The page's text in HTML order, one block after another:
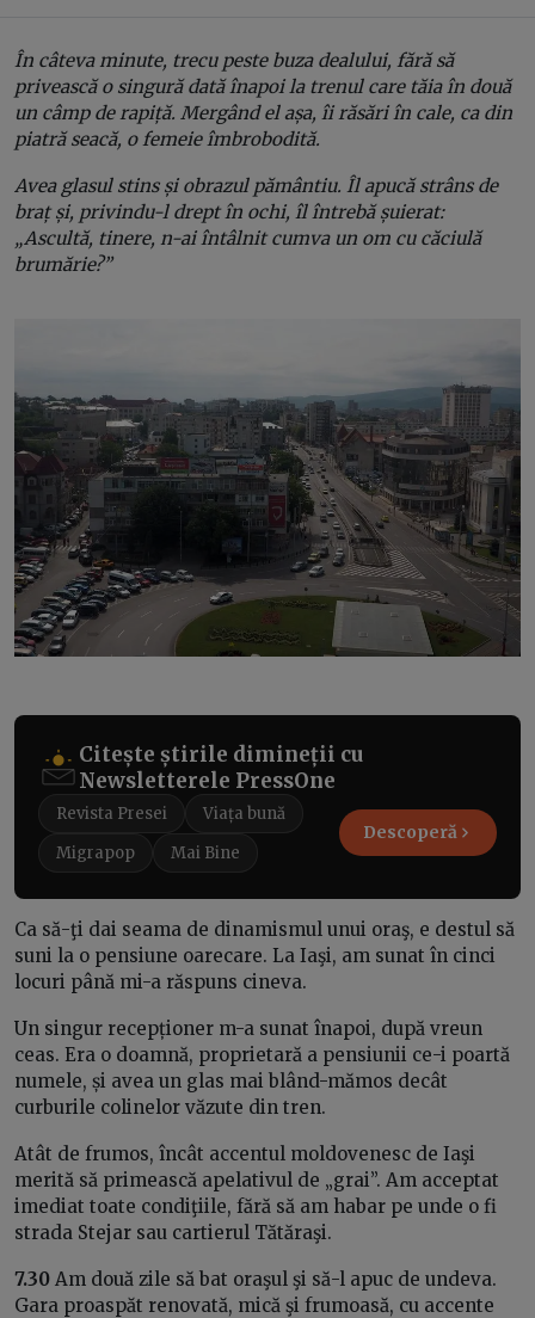
În câteva minute, trecu peste buza dealului, fără să
privească o singură dată înapoi la trenul care tăia în două
un câmp de rapiță. Mergând el așa, îi răsări în cale, ca din
piatră seacă, o femeie îmbrobodită.
Avea glasul stins și obrazul pământiu. Îl apucă strâns de
braț și, privindu-l drept în ochi, îl întrebă șuierat:
„Ascultă, tinere, n-ai întâlnit cumva un om cu căciulă
brumărie?”
Citește știrile dimineții cu
Newsletterele PressOne
Revista Presei
Viața bună
Migrapop
Mai Bine
Descoperă
Ca să-ţi dai seama de dinamismul unui oraş, e destul să
suni la o pensiune oarecare. La Iaşi, am sunat în cinci
locuri până mi-a răspuns cineva.
Un singur recepționer m-a sunat înapoi, după vreun
ceas. Era o doamnă, proprietară a pensiunii ce-i poartă
numele, și avea un glas mai blând-mămos decât
curburile colinelor văzute din tren.
Atât de frumos, încât accentul moldovenesc de Iaşi
merită să primească apelativul de „grai”. Am acceptat
imediat toate condiţiile, fără să am habar pe unde o fi
strada Stejar sau cartierul Tătăraşi.
7.30 Am două zile să bat oraşul şi să-l apuc de undeva.
Gara proaspăt renovată, mică şi frumoasă, cu accente